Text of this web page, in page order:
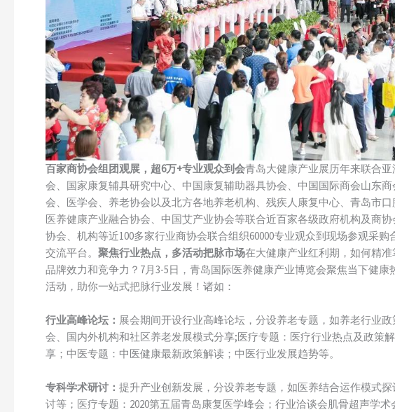
百家商协会组团观展，超6万+专业观众到会青岛大健康产业展历年来联合
会、国家康复辅具研究中心、中国康复辅助器具协会、中国国际商会山东
会、医学会、养老协会以及北方各地养老机构、残疾人康复中心、青岛市
医养健康产业融合协会、中国艾产业协会等联合近百家各级政府机构及商
协会、机构等近100多家行业商协会联合组织60000专业观众到现场参观采
交流平台。 聚焦行业热点，多活动把脉市场在大健康产业红利期，如何精
品牌效力和竞争力？7月3-5日，青岛国际医养健康产业博览会聚焦当下健
活动，助你一站式把脉行业发展！诸如：
行业高峰论坛： 展会期间开设行业高峰论坛，分设养老专题，如养老行业
会、国内外机构和社区养老发展模式分享;医疗专题：医疗行业热点及政策
享；中医专题：中医健康最新政策解读；中医行业发展趋势等。
专科学术研讨： 提升产业创新发展，分设养老专题，如医养结合运作模式
讨等；医疗专题：2020第五届青岛康复医学峰会；行业洽谈会肌骨超声学